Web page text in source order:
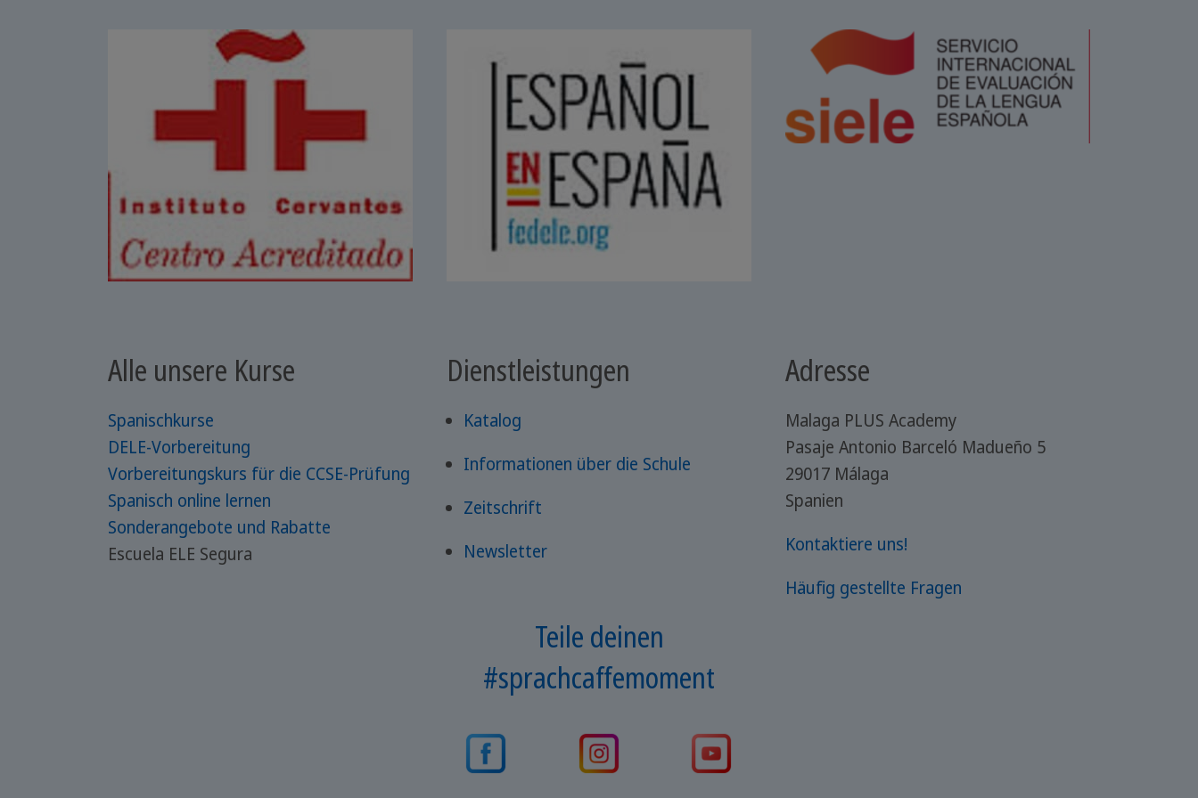
Alle unsere Kurse
Spanischkurse
DELE-Vorbereitung
Vorbereitungskurs für die CCSE-Prüfung
Spanisch online lernen
Sonderangebote und Rabatte
Escuela ELE Segura
Dienstleistungen
Katalog
Informationen über die Schule
Zeitschrift
Newsletter
Teile deinen
#sprachcaffemoment
Adresse
Malaga PLUS Academy
Pasaje Antonio Barceló Madueño 5
29017 Málaga
Spanien
Kontaktiere uns!
Häufig gestellte Fragen